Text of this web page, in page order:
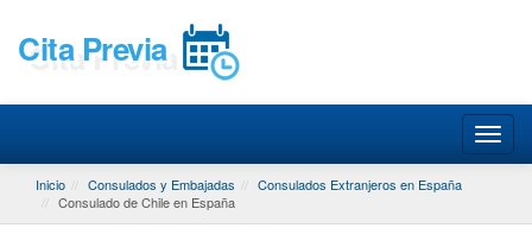
Cita Previa
Inicio Consulados y Embajadas
Consulados Extranjeros en España
Consulado de Chile en España